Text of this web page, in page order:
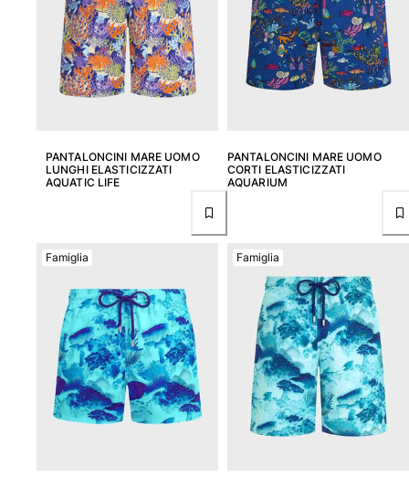
PANTALONCINI MARE UOMO
LUNGHI ELASTICIZZATI
AQUATIC LIFE
PANTALONCINI MARE UOMO
CORTI ELASTICIZZATI
AQUARIUM
Famiglia Famiglia